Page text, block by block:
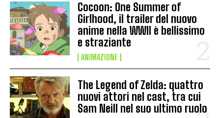
Cocoon: One Summer of
Girlhood, il trailer del nuovo
anime nella WWII è bellissimo
e straziante
ANIMAZIONE
The Legend of Zelda: quattro
nuovi attori nel cast, tra cui
Sam Neill nel suo ultimo ruolo